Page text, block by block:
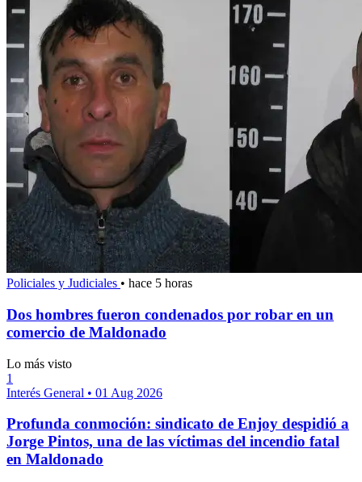
Policiales y Judiciales • hace 5 horas
Dos hombres fueron condenados por robar en un
comercio de Maldonado
Lo más visto
1
Interés General • 01 Aug 2026
Profunda conmoción: sindicato de Enjoy despidió a
Jorge Pintos, una de las víctimas del incendio fatal
en Maldonado